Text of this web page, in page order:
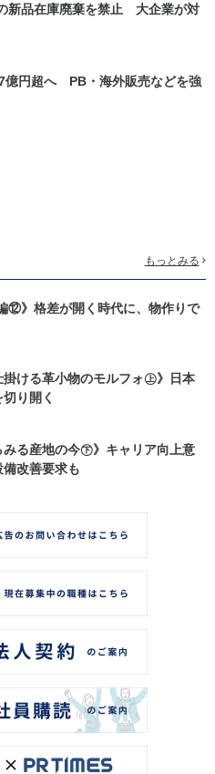
新品在庫廃棄を禁止 大企業が対
億円超へ PB・海外販売などを強
もっとみる
⑫》格差が開く時代に、物作りで
掛ける革小物のモルフォ㊤》日本
り開く
みる産地の今㊦》キャリア向上意
改善要求も